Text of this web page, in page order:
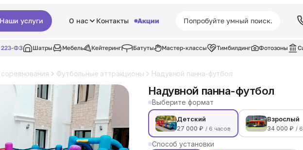
Наши услуги О нас Контакты Акции
223-ФЗ Шатры Мебель Кейтеринг Батуты Мастер-классы Тимбилдинг Фотозоны
Футбольные аттракционы Надувной панна-футбол
Надувной панна-футбол
Выберите формат
Детский
27 000 ₽ / 6 часов
Взрослый
34 000 ₽ /
Способ установки